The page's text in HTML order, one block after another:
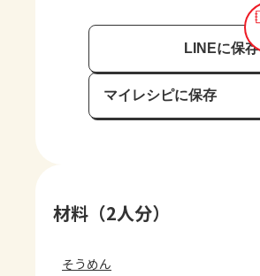
LINEに保存
マイレシピに保存
保存済み
材料（2人分）
そうめん